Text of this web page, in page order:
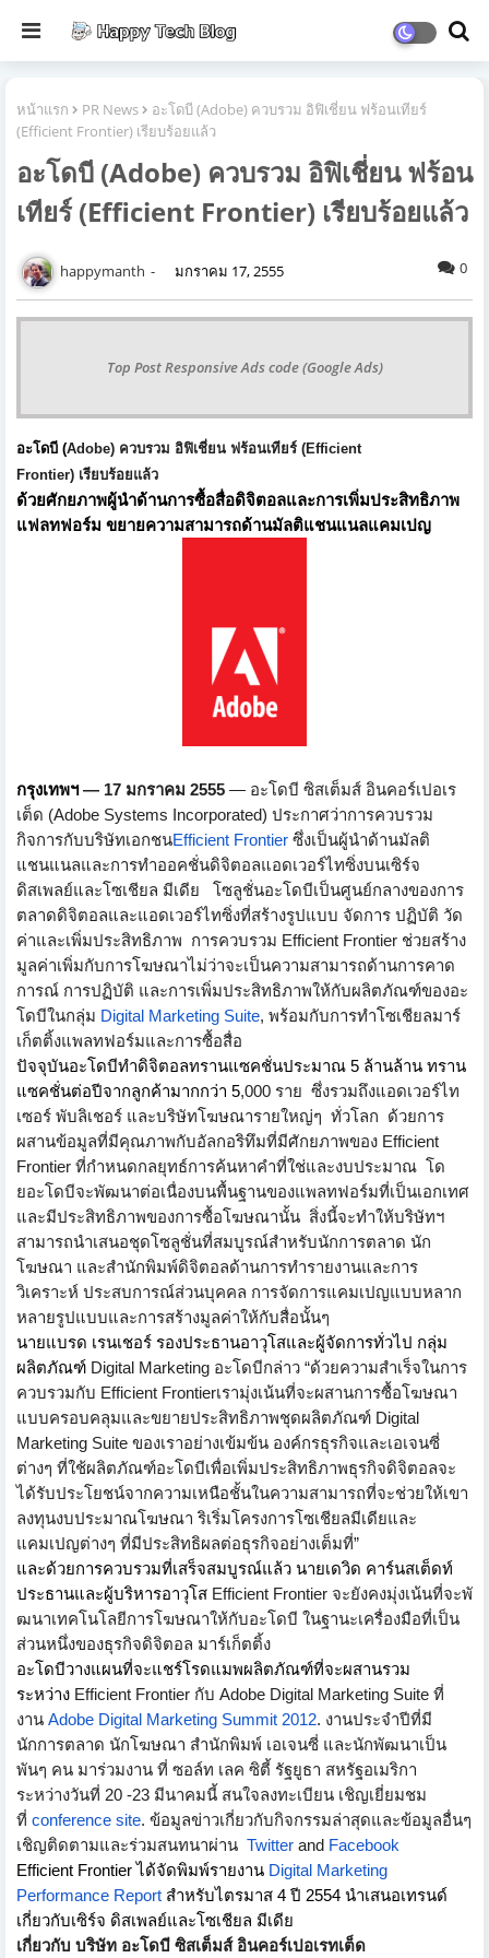
หน้าแรก PR News
อะโดบี (Adobe) ควบรวม อิฟิเชี่ยน ฟร้อนเทียร์
(Efficient Frontier) เรียบร้อยแล้ว
อะโดบี (Adobe) ควบรวม อิฟิเชี่ยน ฟร้อน
เทียร์ (Efficient Frontier) เรียบร้อยแล้ว
happymanth มกราคม 17, 2555 0
Top Post Responsive Ads code (Google Ads)
อะโดบี (Adobe) ควบรวม อิฟิเชี่ยน ฟร้อนเทียร์ (Efficient
Frontier) เรียบร้อยแล้ว
ด้วยศักยภาพผู้นำด้านการซื้อสื่อดิจิตอลและการเพิ่มประสิทธิภาพ
แฟลทฟอร์ม ขยายความสามารถด้านมัลติแชนแนลแคมเปญ
กรุงเทพฯ— 17 มกราคม 2555 — อะโดบี ซิสเต็มส์ อินคอร์เปอเร
เต็ด (Adobe Systems Incorporated) ประกาศว่าการควบรวม
กิจการกับบริษัทเอกชนEfficient Frontier ซึ่งเป็นผู้นำด้านมัลติ
แชนแนลและการทำออคชั่นดิจิตอลแอดเวอร์ไทซิ่งบนเซิร์จ
ดิสเพลย์และโซเชียล มีเดีย โซลูชั่นอะโดบีเป็นศูนย์กลางของการ
ตลาดดิจิตอลและแอดเวอร์ไทซิ่งที่สร้างรูปแบบ จัดการ ปฏิบัติ วัด
ค่าและเพิ่มประสิทธิภาพ การควบรวม Efficient Frontier ช่วยสร้าง
มูลค่าเพิ่มกับการโฆษณาไม่ว่าจะเป็นความสามารถด้านการคาด
การณ์ การปฏิบัติ และการเพิ่มประสิทธิภาพให้กับผลิตภัณฑ์ของอะ
โดบีในกลุ่ม Digital Marketing Suite, พร้อมกับการทำโซเชียลมาร์
เก็ตติ้งแพลทฟอร์มและการซื้อสื่อ
ปัจจุบันอะโดบีทำดิจิตอลทรานแซคชั่นประมาณ 5 ล้านล้าน ทราน
แซคชั่นต่อปีจากลูกค้ามากกว่า 5,000 ราย ซึ่งรวมถึงแอดเวอร์ไท
เซอร์ พับลิเชอร์ และบริษัทโฆษณารายใหญ่ๆ ทั่วโลก ด้วยการ
ผสานข้อมูลที่มีคุณภาพกับอัลกอริทึมที่มีศักยภาพของ Efficient
Frontier ที่กำหนดกลยุทธ์การค้นหาคำที่ใช่และงบประมาณ โด
ยอะโดบีจะพัฒนาต่อเนื่องบนพื้นฐานของแพลทฟอร์มที่เป็นเอกเทศ
และมีประสิทธิภาพของการซื้อโฆษณานั้น สิ่งนี้จะทำให้บริษัทฯ
สามารถนำเสนอชุดโซลูชั่นที่สมบูรณ์สำหรับนักการตลาด นัก
โฆษณา และสำนักพิมพ์ดิจิตอลด้านการทำรายงานและการ
วิเคราะห์ ประสบการณ์ส่วนบุคคล การจัดการแคมเปญแบบหลาก
หลายรูปแบบและการสร้างมูลค่าให้กับสื่อนั้นๆ
นายแบรด เรนเชอร์ รองประธานอาวุโสและผู้จัดการทั่วไป กลุ่ม
ผลิตภัณฑ์ Digital Marketing อะโดบีกล่าว “ด้วยความสำเร็จในการ
ควบรวมกับ Efficient Frontierเรามุ่งเน้นที่จะผสานการซื้อโฆษณา
แบบครอบคลุมและขยายประสิทธิภาพชุดผลิตภัณฑ์ Digital
Marketing Suite ของเราอย่างเข้มข้น องค์กรธุรกิจและเอเจนซี่
ต่างๆ ที่ใช้ผลิตภัณฑ์อะโดบีเพื่อเพิ่มประสิทธิภาพธุรกิจดิจิตอลจะ
ได้รับประโยชน์จากความเหนือชั้นในความสามารถที่จะช่วยให้เขา
ลงทุนงบประมาณโฆษณา ริเริ่มโครงการโซเชียลมีเดียและ
แคมเปญต่างๆ ที่มีประสิทธิผลต่อธุรกิจอย่างเต็มที่”
และด้วยการควบรวมที่เสร็จสมบูรณ์แล้ว นายเดวิด คาร์นสเต็ดท์
ประธานและผู้บริหารอาวุโส Efficient Frontier จะยังคงมุ่งเน้นที่จะพั
ฒนาเทคโนโลยีการโฆษณาให้กับอะโดบี ในฐานะเครื่องมือที่เป็น
ส่วนหนึ่งของธุรกิจดิจิตอล มาร์เก็ตติ้ง
อะโดบีวางแผนที่จะแชร์โรดแมพผลิตภัณฑ์ที่จะผสานรวม
ระหว่าง Efficient Frontier กับ Adobe Digital Marketing Suite ที่
งาน Adobe Digital Marketing Summit 2012. งานประจำปีที่มี
นักการตลาด นักโฆษณา สำนักพิมพ์ เอเจนซี่ และนักพัฒนาเป็น
พันๆ คน มาร่วมงาน ที่ ซอล์ท เลค ซิตี้ รัฐยูธา สหรัฐอเมริกา
ระหว่างวันที่ 20 -23 มีนาคมนี้ สนใจลงทะเบียน เชิญเยี่ยมชม
ที่ conference site. ข้อมูลข่าวเกี่ยวกับกิจกรรมล่าสุดและข้อมูลอื่นๆ
เชิญติดตามและร่วมสนทนาผ่าน Twitter and Facebook
Efficient Frontierได้จัดพิมพ์รายงาน Digital Marketing
Performance Report สำหรับไตรมาส 4 ปี 2554 นำเสนอเทรนด์
เกี่ยวกับเซิร์จ ดิสเพลย์และโซเชียล มีเดีย
เกี่ยวกับ บริษัท อะโดบี ซิสเต็มส์ อินคอร์เปอเรทเต็ด